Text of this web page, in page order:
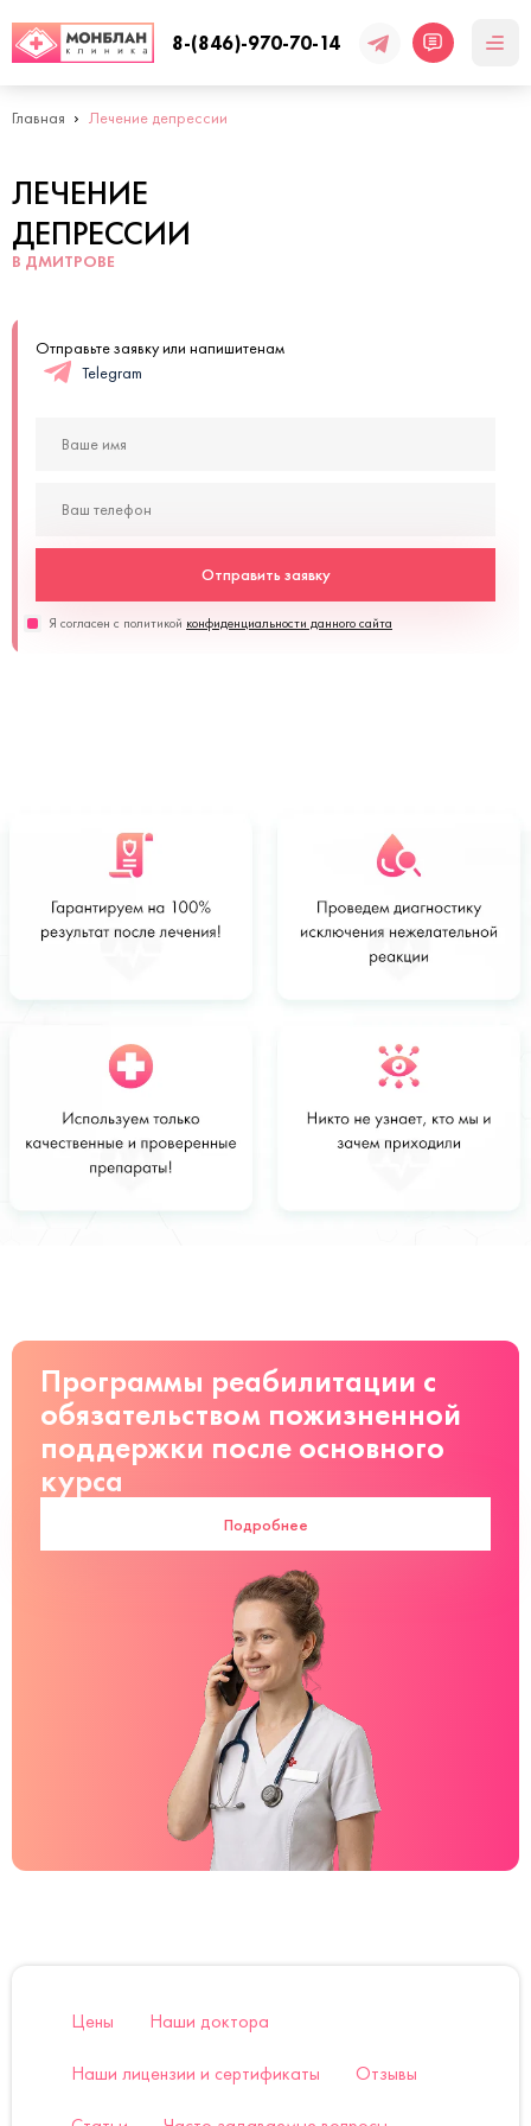
8-(846)-970-70-14
Главная Лечение депрессии
ЛЕЧЕНИЕ
ДЕПРЕССИИ
В ДМИТРОВЕ
Отправьте заявку или напишитенам
Telegram
Отправить заявку
Я согласен с политикой конфиденциальности данного сайта
Стоимость
от 2000 руб
Заказать
Программы реабилитации с
обязательством пожизненной
поддержки после основного
курса
Подробнее
Цены Наши доктора
Наши лицензии и сертификаты Отзывы